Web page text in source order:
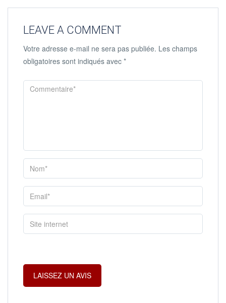
LEAVE A COMMENT
Votre adresse e-mail ne sera pas publiée. Les champs
obligatoires sont indiqués avec *